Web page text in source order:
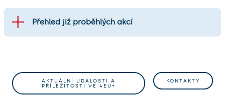
Přehled již proběhlých akcí
AKTUÁLNÍ UDÁLOSTI A
PŘÍLEŽITOSTI VE 4EU+
KONTAKTY